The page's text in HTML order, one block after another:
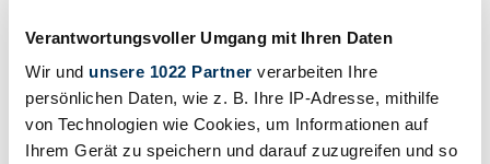
Verantwortungsvoller Umgang mit Ihren Daten
Wir und unsere 1022 Partner verarbeiten Ihre
persönlichen Daten, wie z. B. Ihre IP-Adresse, mithilfe
von Technologien wie Cookies, um Informationen auf
Ihrem Gerät zu speichern und darauf zuzugreifen und so
90 000 €